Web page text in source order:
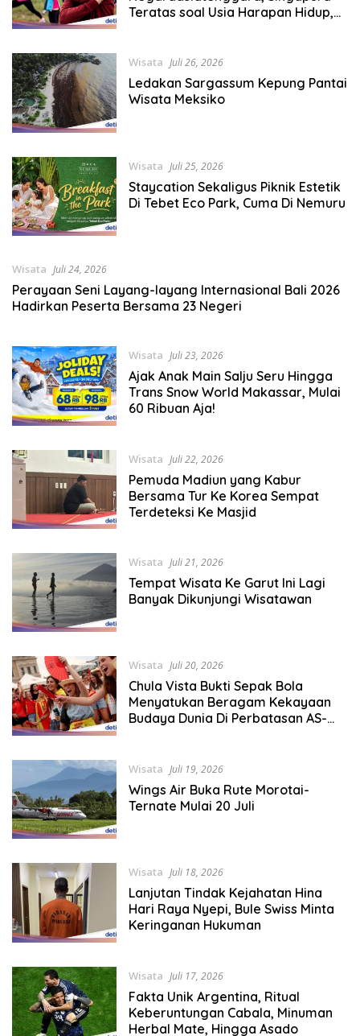
Teratas soal Usia Harapan Hidup,
Wisata Juli 26, 2026
Ledakan Sargassum Kepung Pantai
Wisata Meksiko
Wisata Juli 25, 2026
Staycation Sekaligus Piknik Estetik
Di Tebet Eco Park, Cuma Di Nemuru
Wisata Juli 24, 2026
Perayaan Seni Layang-layang Internasional Bali 2026
Hadirkan Peserta Bersama 23 Negeri
Wisata Juli 23, 2026
Ajak Anak Main Salju Seru Hingga
Trans Snow World Makassar, Mulai
60 Ribuan Aja!
Wisata Juli 22, 2026
Pemuda Madiun yang Kabur
Bersama Tur Ke Korea Sempat
Terdeteksi Ke Masjid
Wisata Juli 21, 2026
Tempat Wisata Ke Garut Ini Lagi
Banyak Dikunjungi Wisatawan
Wisata Juli 20, 2026
Chula Vista Bukti Sepak Bola
Menyatukan Beragam Kekayaan
Budaya Dunia Di Perbatasan AS-
Wisata Juli 19, 2026
Wings Air Buka Rute Morotai-
Ternate Mulai 20 Juli
Wisata Juli 18, 2026
Lanjutan Tindak Kejahatan Hina
Hari Raya Nyepi, Bule Swiss Minta
Keringanan Hukuman
Wisata Juli 17, 2026
Fakta Unik Argentina, Ritual
Keberuntungan Cabala, Minuman
Herbal Mate, Hingga Asado